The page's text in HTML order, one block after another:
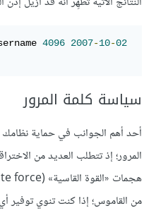
4096 2007-10-02
سياسة كلمة المرور
أحد أهم الجوانب في حماية
المرور؛ إذ تتطلب العديد من
من القاموس؛ إذا كنت تنوي توفير